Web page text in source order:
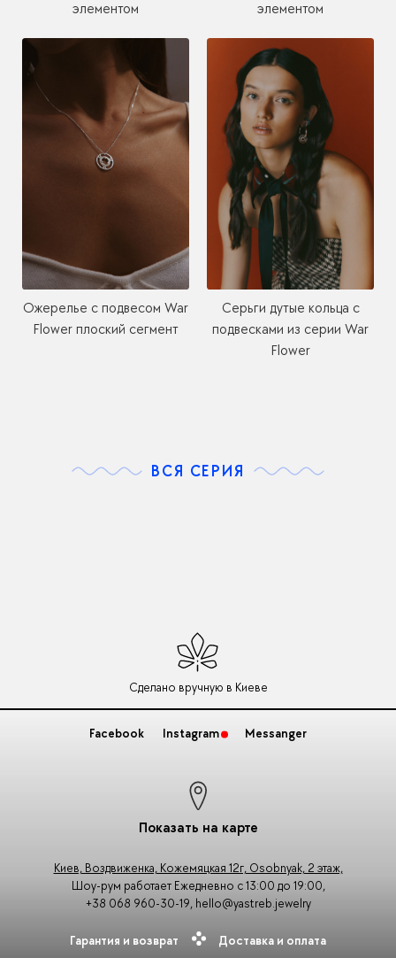
элементом
элементом
Ожерелье с подвесом War
Flower плоский сегмент
Серьги дутые кольца с
подвесками из серии War
Flower
ВСЯ СЕРИЯ
Сделано вручную в Киеве
Facebook Instagram Messanger
Показать на карте
Киев, Воздвиженка, Кожемяцкая 12г, Osobnyak, 2 этаж,
Шоу-рум работает Ежедневно с 13:00 до 19:00,
+38 068 960-30-19, hello@yastreb.jewelry
Гарантия и возврат Доставка и оплата